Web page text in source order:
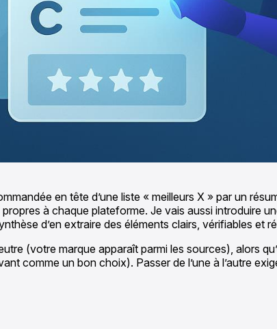
en tête d’une liste « meilleurs X » par un
à chaque plateforme. Je vais aussi introduire
d’en extraire des éléments clairs, vérifiables et
(votre marque apparaît parmi les sources), alors
comme un bon choix). Passer de l’une à l’autre